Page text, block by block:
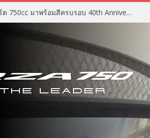
2027 Suzuki GSX-R750 สปอร์ต 750cc มาพร้อมสีครบรอบ 40th Anniversary